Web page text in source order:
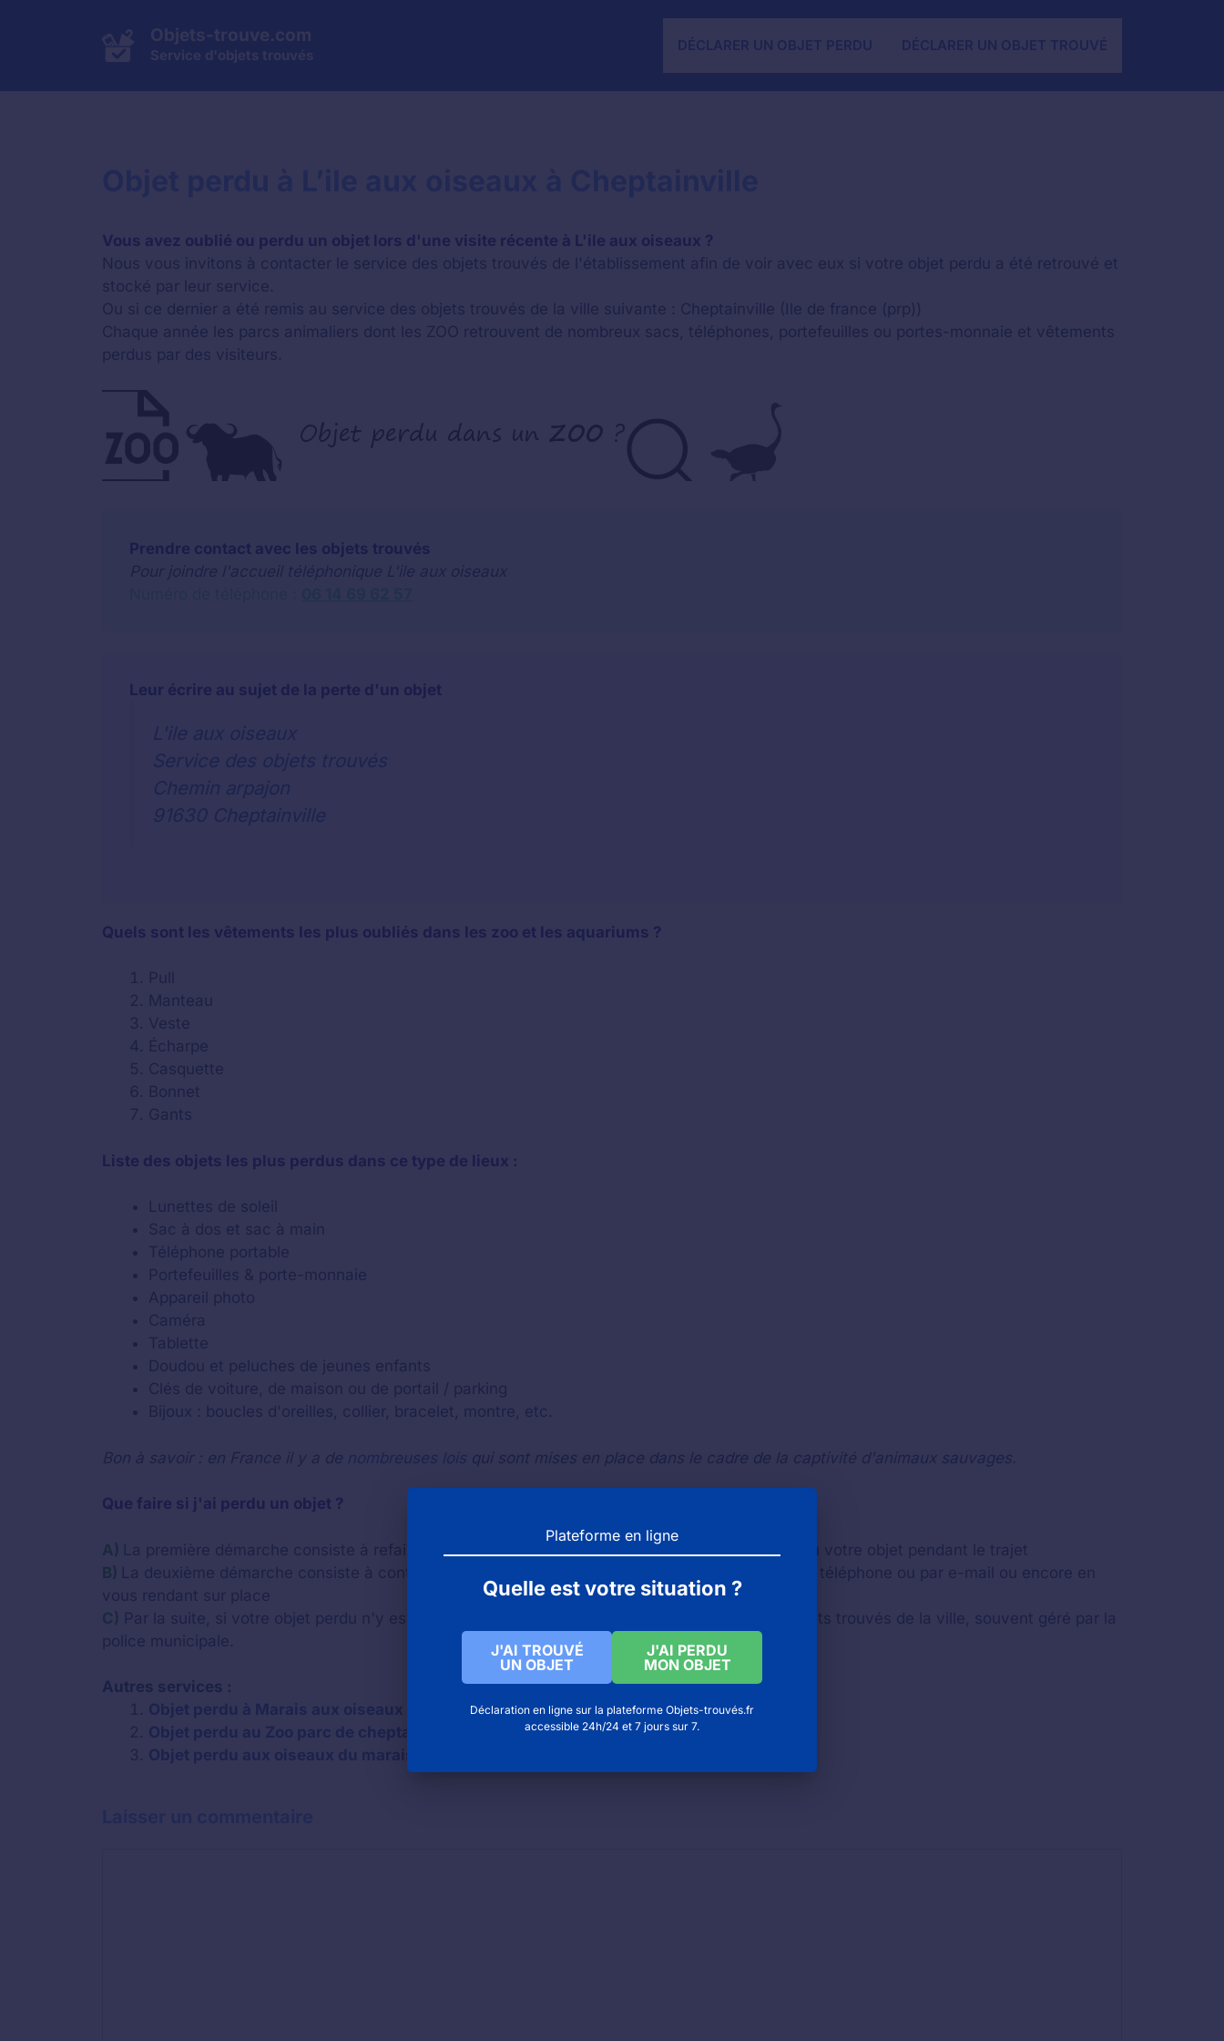
Objets-trouve.com
Service d'objets trouvés
DÉCLARER UN OBJET PERDU DÉCLARER UN OBJET TROUVÉ
Vous avez oublié ou perdu un objet lors d'une visite récente à L'ile aux oiseaux ?
Nous vous invitons à contacter le service des objets trouvés de l'établissement afin de voir avec eux si votre objet perdu a été retrouvé et
stocké par leur service.
Ou si ce dernier a été remis au service des objets trouvés de la ville suivante : Cheptainville (Ile de france (prp))
Chaque année les parcs animaliers dont les ZOO retrouvent de nombreux sacs, téléphones, portefeuilles ou portes-monnaie et vêtements
perdus par des visiteurs.
Prendre contact avec les objets trouvés
Quels sont les vêtements les plus oubliés dans les zoo et les aquariums ?
Pull
Manteau
Veste
Écharpe
Casquette
Bonnet
Gants
Liste des objets les plus perdus dans ce type de lieux :
Lunettes de soleil
Sac à dos et sac à main
Téléphone portable
Portefeuilles & porte-monnaie
Appareil photo
Caméra
Tablette
Doudou et peluches de jeunes enfants
Clés de voiture, de maison ou de portail / parking
Bijoux : boucles d'oreilles, collier, bracelet, montre, etc.
Bon à savoir : en France il y a de nombreuses lois qui sont mises en place dans le cadre de la captivité d'animaux sauvages.
Que faire si j'ai perdu un objet ?
A) La première démarche consiste à refaire le trajet inverse pour vérifier si vous n'avez pas perdu votre objet pendant le trajet
B) La deuxième démarche consiste à contacter l'établissement
par téléphone ou par e-mail ou encore en
vous rendant sur place
C) Par la suite, si votre objet perdu n'y est pas, nous vous invitons à contacter le bureau des objets trouvés de la ville, souvent géré par la
police municipale.
Autres services :
Objet perdu à Marais aux oiseaux à Dolus d’oleron
Objet perdu au Zoo parc de cheptainville à Cheptainville
Objet perdu aux oiseaux du marais poitevin à Saint hilaire la palud
Plateforme en ligne
Quelle est votre situation ?
J'AI TROUVÉ
UN OBJET
J'AI PERDU
MON OBJET
Déclaration en ligne sur la plateforme Objets-trouvés.fr
accessible 24h/24 et 7 jours sur 7.